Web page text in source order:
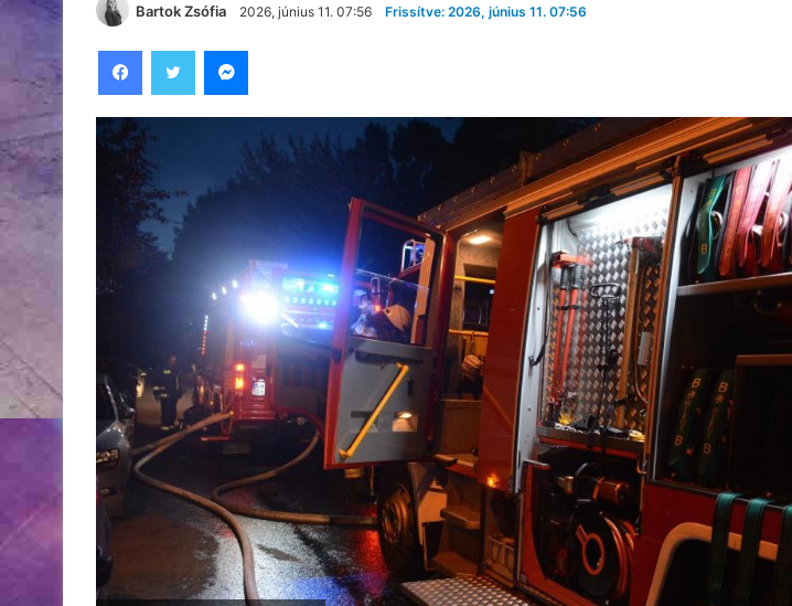
Bartok Zsófia 2026, június 11. 07:56 Frissítve: 2026, június 11. 07:56